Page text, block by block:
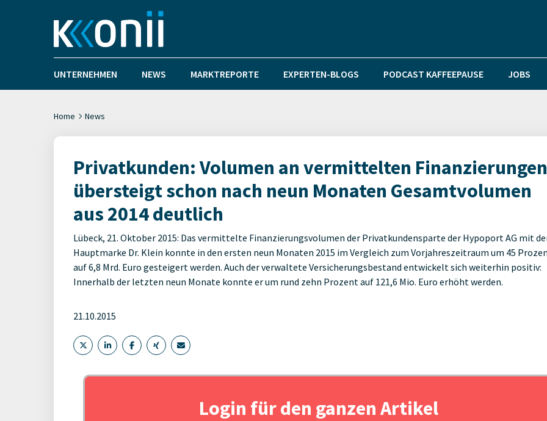
UNTERNEHMEN NEWS MARKTREPORTE EXPERTEN-BLOGS PODCAST KAFFEEPAUSE JOBS
Home News
Privatkunden: Volumen an vermittelten Finanzierungen
übersteigt schon nach neun Monaten Gesamtvolumen
aus 2014 deutlich
Lübeck, 21. Oktober 2015: Das vermittelte Finanzierungsvolumen der Privatkundensparte der Hypoport AG mit
Hauptmarke Dr. Klein konnte in den ersten neun Monaten 2015 im Vergleich zum Vorjahreszeitraum um 45
auf 6,8 Mrd. Euro gesteigert werden. Auch der verwaltete Versicherungsbestand entwickelt sich weiterhin positiv:
Innerhalb der letzten neun Monate konnte er um rund zehn Prozent auf 121,6 Mio. Euro erhöht werden.
21.10.2015
Login für den ganzen Artikel